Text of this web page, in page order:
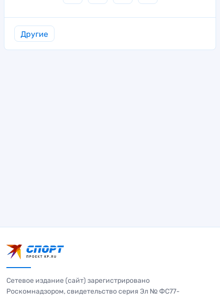
Другие
Сетевое издание (сайт) зарегистрировано
Роскомнадзором, свидетельство серия Эл № ФС77-